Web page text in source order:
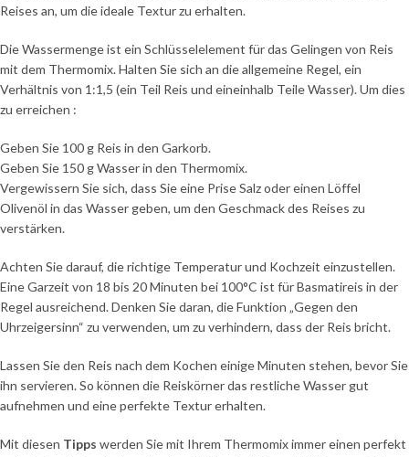
Reises an, um die ideale Textur zu erhalten.
Die Wassermenge ist ein Schlüsselelement für das Gelingen von Reis
mit dem Thermomix. Halten Sie sich an die allgemeine Regel, ein
Verhältnis von 1:1,5 (ein Teil Reis und eineinhalb Teile Wasser). Um dies
zu erreichen :
Geben Sie 100 g Reis in den Garkorb.
Geben Sie 150 g Wasser in den Thermomix.
Vergewissern Sie sich, dass Sie eine Prise Salz oder einen Löffel
Olivenöl in das Wasser geben, um den Geschmack des Reises zu
verstärken.
Achten Sie darauf, die richtige Temperatur und Kochzeit einzustellen.
Eine Garzeit von 18 bis 20 Minuten bei 100°C ist für Basmatireis in der
Regel ausreichend. Denken Sie daran, die Funktion „Gegen den
Uhrzeigersinn“ zu verwenden, um zu verhindern, dass der Reis bricht.
Lassen Sie den Reis nach dem Kochen einige Minuten stehen, bevor Sie
ihn servieren. So können die Reiskörner das restliche Wasser gut
aufnehmen und eine perfekte Textur erhalten.
Mit diesen Tipps werden Sie mit Ihrem Thermomix immer einen perfekt